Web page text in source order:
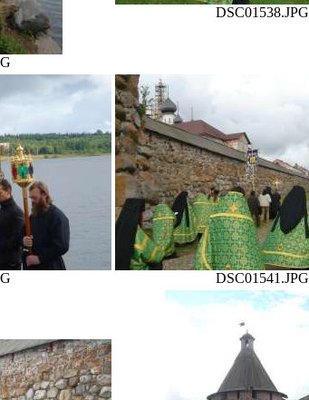
DSC01538.JPG
DSC01541.JPG